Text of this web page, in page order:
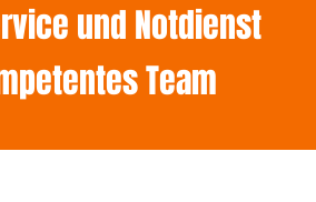
und Notdienst
Team